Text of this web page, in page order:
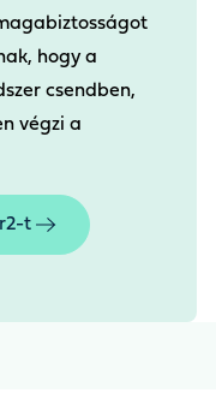
hogy a
csendben,
végzi a
t